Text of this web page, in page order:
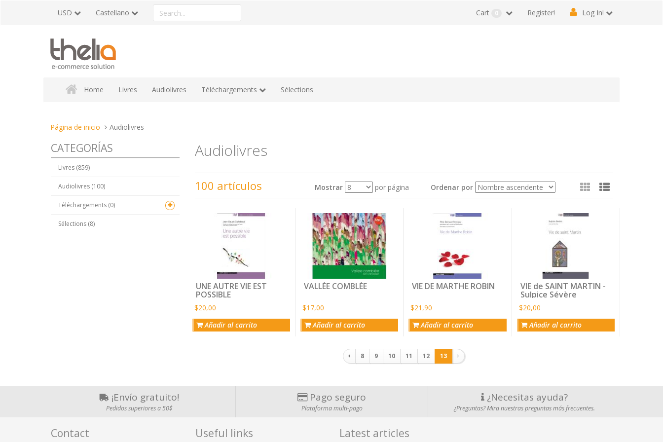
USD Castellano
Search
a
Register! Log In!
Cart 0
Home Livres Audiolivres Téléchargements Sélections
Estas
Página de inicio Audiolivres
Audiolivres
100 artículos Mostrar por página Ordenar por Ver
UNE AUTRE VIE EST
POSSIBLE
$20,00
Añadir al carrito
VALLÉE COMBLÉE
$17,00
Añadir al carrito
VIE DE MARTHE ROBIN
$21,90
Añadir al carrito
VIE de SAINT MARTIN -
Sulpice Sévère
$20,00
Añadir al carrito
Paginación
8 9 10 11 12 13
CATEGORÍAS
Livres (859)
Audiolivres (100)
Téléchargements (0)
Sélections (8)
¡Envío gratuito!
Pedidos superiores a 50$
Pago seguro
Plataforma multi-pago
¿Necesitas ayuda?
¿Preguntas? Mira nuestras preguntas más frecuentes.
Contact Useful links Latest articles